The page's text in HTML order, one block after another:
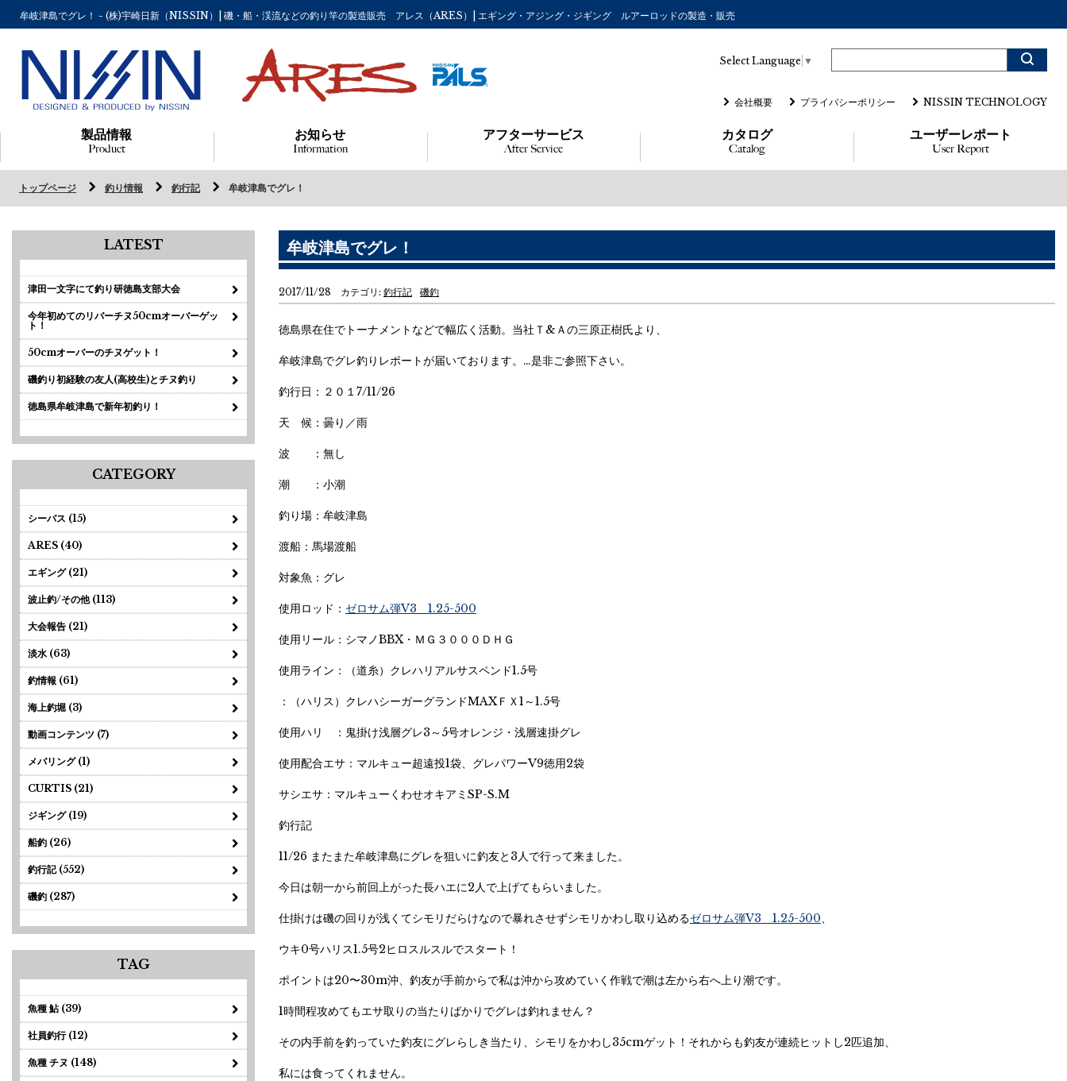
牟岐津島でグレ！ - (株)宇崎日新（NISSIN）| 磯・船・渓流などの釣り竿の製造販売 アレス（ARES）| エギング・アジング・ジギング ルアーロッドの製造・販売
Select Language ▼
会社概要 プライバシーポリシー NISSIN TECHNOLOGY
製品情報
Product
お知らせ
Information
アフターサービス
After Service
カタログ
Catalog
ユーザーレポート
User Report
トップページ 釣り情報 釣行記 牟岐津島でグレ！
LATEST
津田一文字にて釣り研徳島支部大会
今年初めてのリバーチヌ50cmオーバーゲッ
ト！
50cmオーバーのチヌゲット！
磯釣り初経験の友人(高校生)とチヌ釣り
徳島県牟岐津島で新年初釣り！
CATEGORY
シーバス (15)
ARES (40)
エギング (21)
波止釣/その他 (113)
大会報告 (21)
淡水 (63)
釣情報 (61)
海上釣堀 (3)
動画コンテンツ (7)
メバリング (1)
CURTIS (21)
ジギング (19)
船釣 (26)
釣行記 (552)
磯釣 (287)
TAG
魚種 鮎 (39)
社員釣行 (12)
魚種 チヌ (148)
牟岐津島でグレ！
2017/11/28 カテゴリ: 釣行記 磯釣
徳島県在住でトーナメントなどで幅広く活動。当社Ｔ&Ａの三原正樹氏より、
牟岐津島でグレ釣りレポートが届いております。…是非ご参照下さい。
釣行日：２０１7/11/26
天 候：曇り／雨
波 ：無し
潮 ：小潮
釣り場：牟岐津島
渡船：馬場渡船
対象魚：グレ
使用ロッド： ゼロサム弾V3 1.25-500
使用リール：シマノBBX・ＭＧ３０００ＤＨＧ
使用ライン：（道糸）クレハリアルサスペンド1.5号
：（ハリス）クレハシーガーグランドMAXＦＸ1～1.5号
使用ハリ ：鬼掛け浅層グレ3～5号オレンジ・浅層速掛グレ
使用配合エサ：マルキュー超遠投1袋、グレパワーV9徳用2袋
サシエサ：マルキューくわせオキアミSP-S.M
釣行記
11/26 またまた牟岐津島にグレを狙いに釣友と3人で行って来ました。
今日は朝一から前回上がった長ハエに2人で上げてもらいました。
仕掛けは磯の回りが浅くてシモリだらけなので暴れさせずシモリかわし取り込めるゼロサム弾V3 1.25-500、
ウキ0号ハリス1.5号2ヒロスルスルでスタート！
ポイントは20〜30m沖、釣友が手前からで私は沖から攻めていく作戦で潮は左から右へ上り潮です。
1時間程攻めてもエサ取りの当たりばかりでグレは釣れません？
その内手前を釣っていた釣友にグレらしき当たり、シモリをかわし35cmゲット！それからも釣友が連続ヒットし2匹追加、
私には食ってくれません。